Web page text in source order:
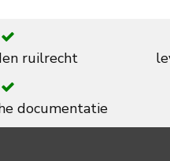
ruilrecht
documentatie